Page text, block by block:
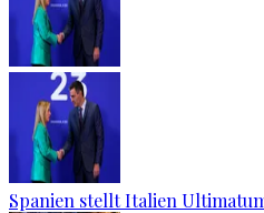
Spanien stellt Italien